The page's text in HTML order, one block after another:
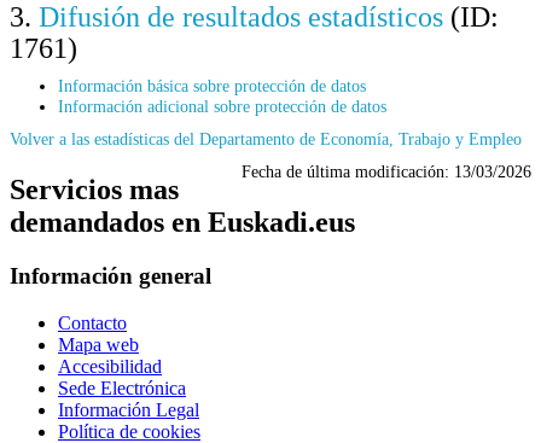
3. Difusión de resultados estadísticos (ID:
1761)
Información básica sobre protección de datos
Información adicional sobre protección de datos
Volver a las estadísticas del Departamento de Economía, Trabajo y Empleo
Fecha de última modificación: 13/03/2026
Servicios mas
demandados en Euskadi.eus
Información general
Contacto
Mapa web
Accesibilidad
Sede Electrónica
Información Legal
Política de cookies